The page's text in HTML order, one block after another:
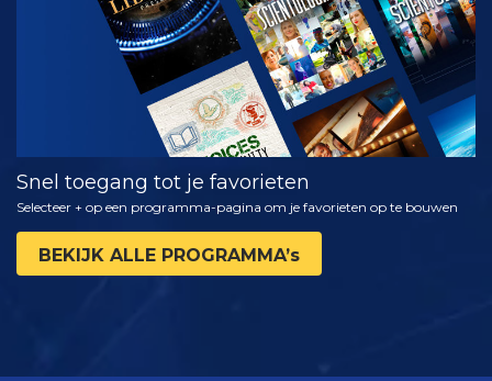
Snel toegang tot je favorieten
Selecteer + op een programma-pagina om je favorieten op te bouwen
BEKIJK ALLE PROGRAMMA’s